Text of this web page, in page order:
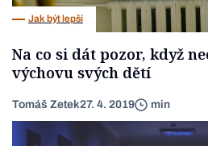
Jak být lepší
Na co si dát pozor, když
výchovu svých dětí
Tomáš Zetek27. 4. 2019 min